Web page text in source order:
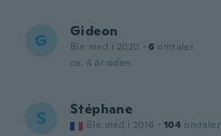
G Gideon
Ble med i 2020 · 6 omtaler
ca. 4 år siden
S Stéphane
Ble med i 2016 · 104 omtaler